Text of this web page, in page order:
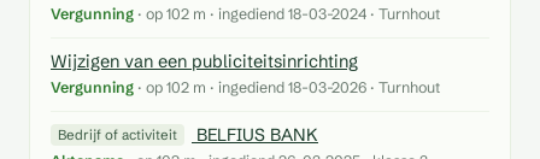
Vergunning · op 102 m · ingediend 18-03-2024 · Turnhout
Wijzigen van een publiciteitsinrichting
Vergunning · op 102 m · ingediend 18-03-2026 · Turnhout
Bedrijf of activiteit BELFIUS BANK